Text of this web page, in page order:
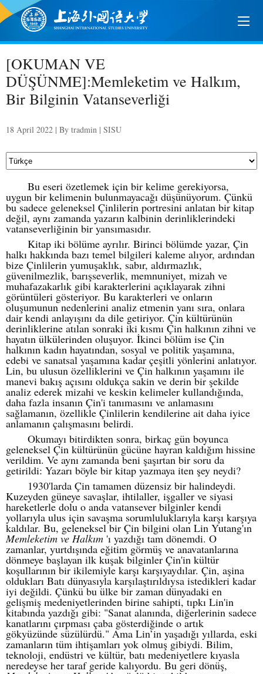
[OKUMAN VE
DÜŞÜNME]:Memleketim ve Halkım,
Bir Bilginin Vatanseverliği
18 April 2022 | By tradmin | SISU
Bu eseri özetlemek için bir kelime gerekiyorsa,
uygun bir kelimenin bulunmayacağı düşünüyorum. Çünkü
bu sadece geleneksel Çinlilerin portresini anlatan bir kitap
değil, aynı zamanda yazarın kalbinin derinliklerindeki
vatanseverliğinin bir yansımasıdır.
Kitap iki bölüme ayrılır. Birinci bölümde yazar, Çin
halkı hakkında bazı temel bilgileri kaleme alıyor, ardından
bize Çinlilerin yumuşaklık, sabır, aldırmazlık,
güvenilmezlik, barışseverlik, memnuniyet, mizah ve
muhafazakarlık gibi karakterlerini açıklayarak zihni
görüntüleri gösteriyor. Bu karakterleri ve onların
oluşumunun nedenlerini analiz etmenin yanı sıra, onlara
dair kendi anlayışını da dile getiriyor. Çin kültürünün
derinliklerine atılan sonraki iki kısmı Çin halkının zihni ve
hayatın ülkülerinden oluşuyor. İkinci bölüm ise Çin
halkının kadın hayatından, sosyal ve politik yaşamına,
edebi ve sanatsal yaşamına kadar çeşitli yönlerini anlatıyor.
Lin, bu ulusun özelliklerini ve Çin halkının yaşamını ile
manevi bakış açısını oldukça sakin ve derin bir şekilde
analiz ederek mizahi ve keskin kelimeler kullandığında,
daha fazla insanın Çin'i tanımasını ve anlamasını
sağlamanın, özellikle Çinlilerin kendilerine ait daha iyice
anlamanın çalışmasını belirdi.
Okumayı bitirdikten sonra, birkaç gün boyunca
geleneksel Çin kültürünün gücüne hayran kaldığım hissine
verildim. Ve aynı zamanda beni şaşırtan bir soru da
getirildi: Yazarı böyle bir kitap yazmaya iten şey neydi?
1930'larda Çin tamamen düzensiz bir halindeydi.
Kuzeyden güneye savaşlar, ihtilaller, işgaller ve siyasi
hareketlerle dolu o anda vatansever bilginler kendi
yollarıyla ulus için savaşma sorumluluklarıyla karşı karşıya
kaldılar. Bu, geleneksel bir Çin bilgini olan Lin Yutang'ın
Memleketim ve Halkım 'ı yazdığı tam dönemdi. O
zamanlar, yurtdışında eğitim görmüş ve anavatanlarına
dönmeye başlayan ilk kuşak bilginler Çin'in kültür
koşullarının bir ikilemiyle karşı karşıyaydılar. Çin, aşina
oldukları Batı dünyasıyla karşılaştırıldıysa istedikleri kadar
iyi değildi. Çünkü bu ülke bir zaman dünyadaki en
gelişmiş medeniyetlerinden birine sahipti, tıpkı Lin'in
kitabında yazdığı gibi: "Sanat alanında, diğerlerinin sadece
kanatlarını çırpması çaba gösterdiğinde o artık
gökyüzünde süzülürdü." Ama Lin’in yaşadığı yıllarda, eski
zamanların tüm ihtişamları yok olmuş gibiydi. Bilim,
teknoloji, endüstri ve kültür, batı medeniyetlere kıyasla
neredeyse her taraf geride kalıyordu. Bu geri dönüş,